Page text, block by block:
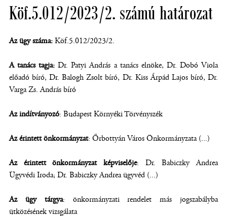
Köf.5.012/2023/2. számú határozat
Az ügy száma:Köf.5.012/2023/2.
A tanács tagja: Dr. Patyi András a tanács elnöke, Dr. Dobó Viola
előadó bíró, Dr. Balogh Zsolt bíró, Dr. Kiss Árpád Lajos bíró, Dr.
Varga Zs. András bíró
Az indítványozó: Budapest Környéki Törvényszék
Az érintett önkormányzat: Őrbottyán Város Önkormányzata (...)
Az érintett önkormányzat képviselője: Dr. Babiczky Andrea
Ügyvédi Iroda; Dr. Babiczky Andrea ügyvéd (...)
Az ügy tárgya: önkormányzati rendelet más jogszabályba
ütközésének vizsgálata